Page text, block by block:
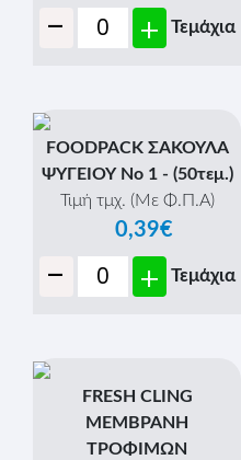
- + Τεμάχια
FOODPACK ΣΑΚΟΥΛΑ
ΨΥΓΕΙΟΥ Νο 1 - (50τεμ.)
Τιμή τμχ. (Με Φ.Π.Α)
0,39€
- + Τεμάχια
FRESH CLING
ΜΕΜΒΡΑΝΗ
ΤΡΟΦΙΜΩΝ